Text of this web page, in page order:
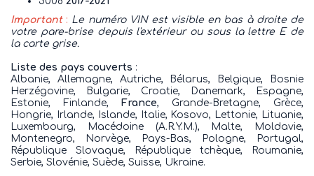
Important : Le numéro VIN est visible en bas à droite de
votre pare-brise depuis l'extérieur ou sous la lettre E de
la carte grise.
Liste des pays couverts :
Albanie, Allemagne, Autriche, Bélarus, Belgique, Bosnie
Herzégovine, Bulgarie, Croatie, Danemark, Espagne,
Estonie, Finlande, France, Grande-Bretagne, Grèce,
Hongrie, Irlande, Islande, Italie, Kosovo, Lettonie, Lituanie,
Luxembourg, Macédoine (A.R.Y.M.), Malte, Moldavie,
Montenegro, Norvège, Pays-Bas, Pologne, Portugal,
République Slovaque, République tchèque, Roumanie,
Serbie, Slovénie, Suède, Suisse, Ukraine.